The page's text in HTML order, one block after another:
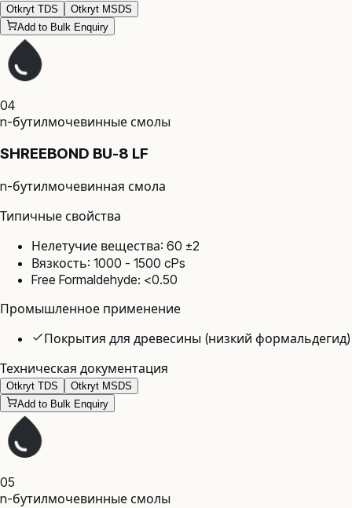
Otkryt TDS
Otkryt MSDS
Add to Bulk Enquiry
04
n-бутилмочевинные смолы
SHREEBOND BU-8 LF
n-бутилмочевинная смола
Типичные свойства
Нелетучие вещества: 60 ±2
Вязкость: 1000 - 1500 cPs
Free Formaldehyde: <0.50
Промышленное применение
Покрытия для древесины (низкий формальдегид)
Техническая документация
Otkryt TDS
Otkryt MSDS
Add to Bulk Enquiry
05
n-бутилмочевинные смолы